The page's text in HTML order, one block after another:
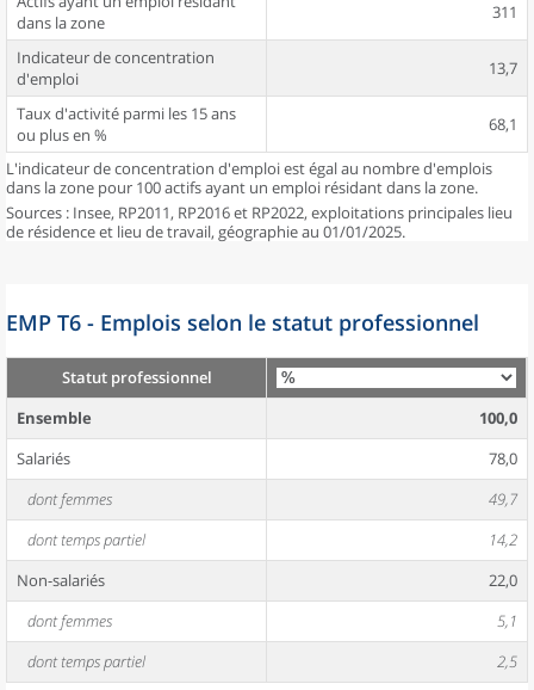
dans la zone
311
Indicateur de concentration
d'emploi
13,7
Taux d'activité parmi les 15 ans
ou plus en %
68,1
L'indicateur de concentration d'emploi est égal au nombre d'emplois
dans la zone pour 100 actifs ayant un emploi résidant dans la zone.
Sources : Insee, RP2011, RP2016 et RP2022, exploitations principales lieu
de résidence et lieu de travail, géographie au 01/01/2025.
EMP T6 - Emplois selon le statut professionnel
Statut professionnel
Ensemble
100,0
Salariés
78,0
dont femmes
49,7
dont temps partiel
14,2
Non-salariés
22,0
dont femmes
5,1
dont temps partiel
2,5